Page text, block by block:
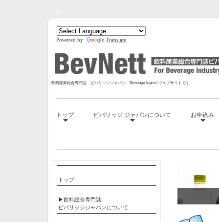
Powered by Translate
飲料産業総合専門誌 ビバリッジジャパン BeverageJapanのウェブサイトです
トップ ビバリッジ ジャパンについて お申込み
トップ
▶飲料総合専門誌
ビバリッジジャパンについて